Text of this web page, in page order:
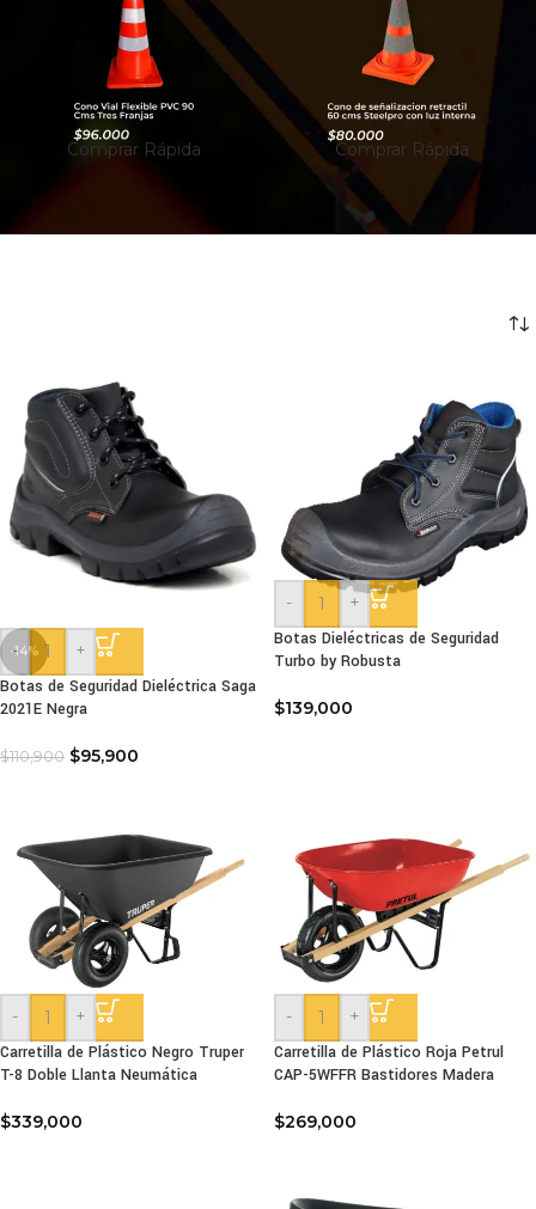
Comprar Rápida Comprar Rápida
-14%
-
+
Botas de Seguridad Dieléctrica Saga
2021E Negra
$110,900 $95,900
-
+
Botas Dieléctricas de Seguridad
Turbo by Robusta
$139,000
-
+
Carretilla de Plástico Negro Truper
T-8 Doble Llanta Neumática
$339,000
-
+
Carretilla de Plástico Roja Petrul
CAP-5WFFR Bastidores Madera
$269,000